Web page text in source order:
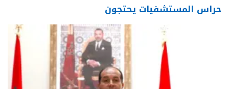
حراس المستشفيات يحتجون